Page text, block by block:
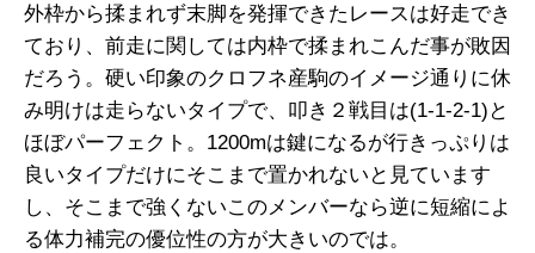
外枠から揉まれず末脚を発揮できたレースは好走でき
ており、前走に関しては内枠で揉まれこんだ事が敗因
だろう。硬い印象のクロフネ産駒のイメージ通りに休
み明けは走らないタイプで、叩き２戦目は(1-1-2-1)と
ほぼパーフェクト。1200mは鍵になるが行きっぷりは
良いタイプだけにそこまで置かれないと見ています
し、そこまで強くないこのメンバーなら逆に短縮によ
る体力補完の優位性の方が大きいのでは。